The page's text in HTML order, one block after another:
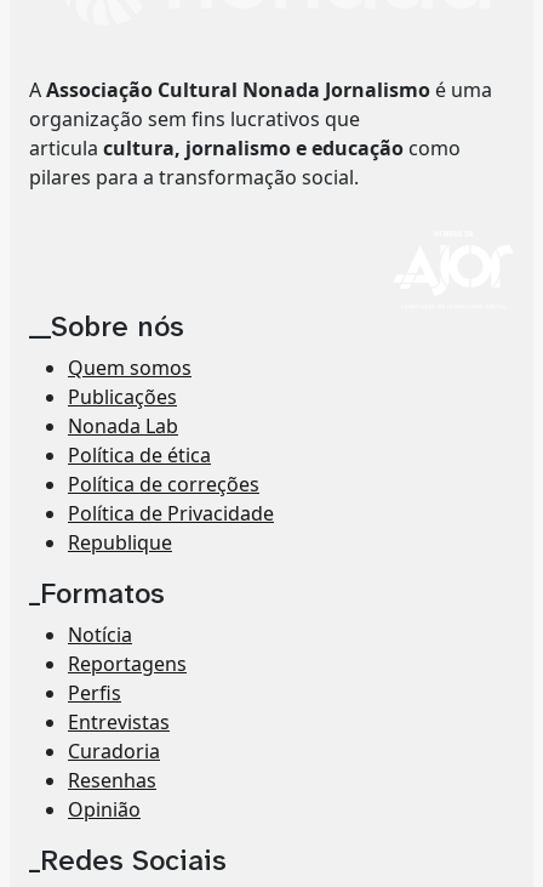
AAssociação Cultural Nonada Jornalismo é uma
organização sem fins lucrativos que
articula cultura, jornalismo e educação como
pilares para a transformação social.
__Sobre nós
Quem somos
Publicações
Nonada Lab
Política de ética
Política de correções
Política de Privacidade
Republique
_Formatos
Notícia
Reportagens
Perfis
Entrevistas
Curadoria
Resenhas
Opinião
_Redes Sociais